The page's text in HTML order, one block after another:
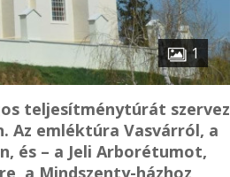
1
teljesítménytúrát szervez
Az emléktúra Vasvárról, a
és – a Jeli Arborétumot,